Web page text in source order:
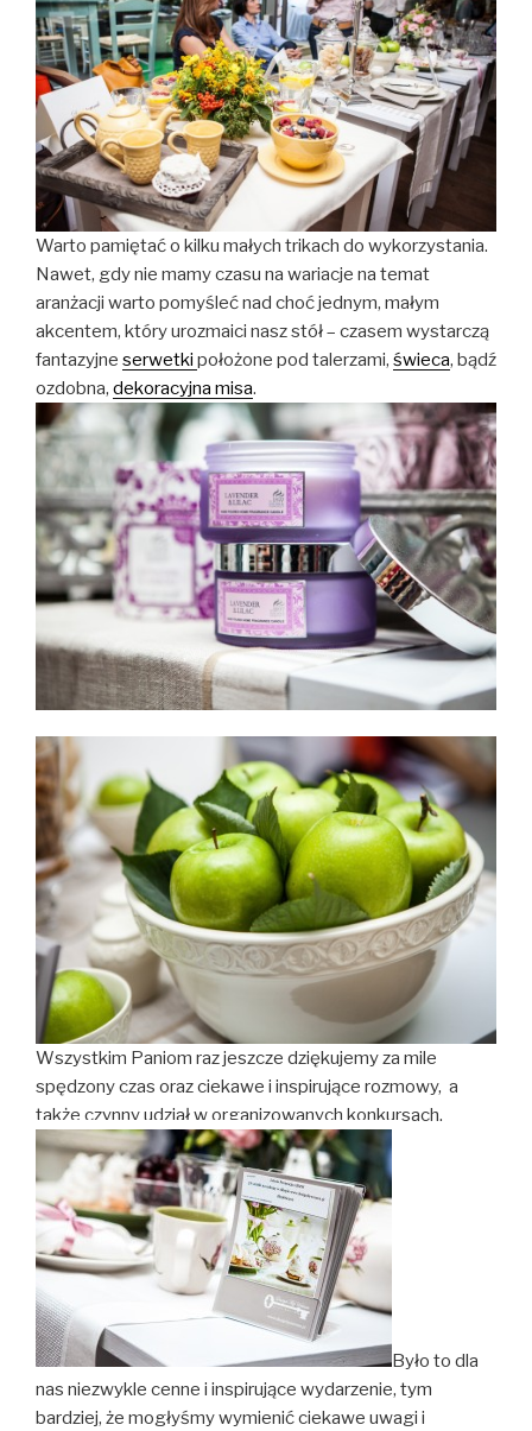
Warto pamiętać o kilku małych trikach do wykorzystania.
Nawet, gdy nie mamy czasu na wariacje na temat
aranżacji warto pomyśleć nad choć jednym, małym
akcentem, który urozmaici nasz stół – czasem wystarczą
fantazyjne serwetki położone pod talerzami, świeca, bądź
ozdobna, dekoracyjna misa.
Wszystkim Paniom raz jeszcze dziękujemy za mile
spędzony czas oraz ciekawe i inspirujące rozmowy, a
także czynny udział w organizowanych konkursach.
Było to dla
nas niezwykle cenne i inspirujące wydarzenie, tym
bardziej, że mogłyśmy wymienić ciekawe uwagi i